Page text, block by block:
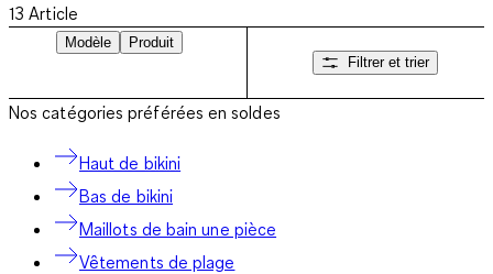
13 Article
Modèle
Produit
Filtrer et trier
Nos catégories préférées en soldes
Haut de bikini
Bas de bikini
Maillots de bain une pièce
Vêtements de plage